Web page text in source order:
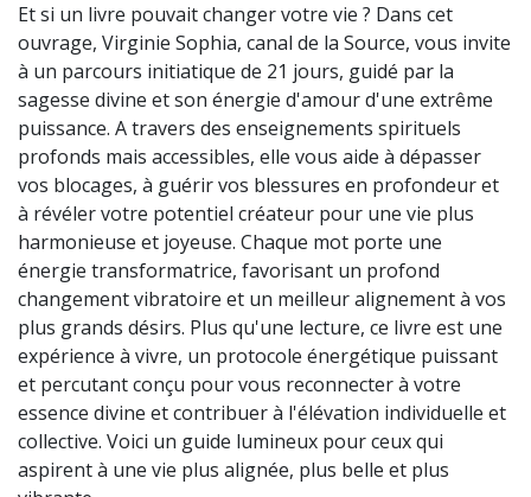
Et si un livre pouvait changer votre vie ? Dans cet
ouvrage, Virginie Sophia, canal de la Source, vous invite
à un parcours initiatique de 21 jours, guidé par la
sagesse divine et son énergie d'amour d'une extrême
puissance. A travers des enseignements spirituels
profonds mais accessibles, elle vous aide à dépasser
vos blocages, à guérir vos blessures en profondeur et
à révéler votre potentiel créateur pour une vie plus
harmonieuse et joyeuse. Chaque mot porte une
énergie transformatrice, favorisant un profond
changement vibratoire et un meilleur alignement à vos
plus grands désirs. Plus qu'une lecture, ce livre est une
expérience à vivre, un protocole énergétique puissant
et percutant conçu pour vous reconnecter à votre
essence divine et contribuer à l'élévation individuelle et
collective. Voici un guide lumineux pour ceux qui
aspirent à une vie plus alignée, plus belle et plus